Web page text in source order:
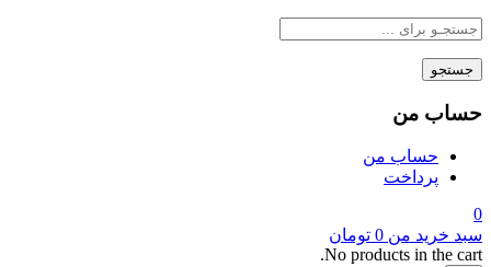
جستجو
حساب من
حساب من
پرداخت
0
سبد خرید من 0 تومان
No products in the cart.